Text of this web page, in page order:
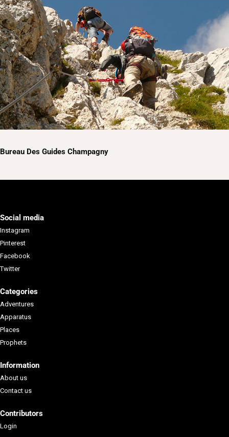
Bureau Des Guides Champagny
Social media
Instagram
Pinterest
Facebook
Twitter
Categories
Adventures
Apparatus
Places
Prophets
Information
About us
Contact us
Contributors
Login